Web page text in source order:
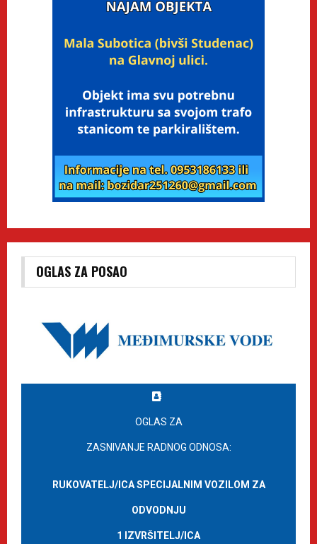
OGLAS ZA POSAO
OGLAS ZA
ZASNIVANJE RADNOG ODNOSA:
RUKOVATELJ/ICA SPECIJALNIM VOZILOM ZA
ODVODNJU
1 IZVRŠITELJ/ICA